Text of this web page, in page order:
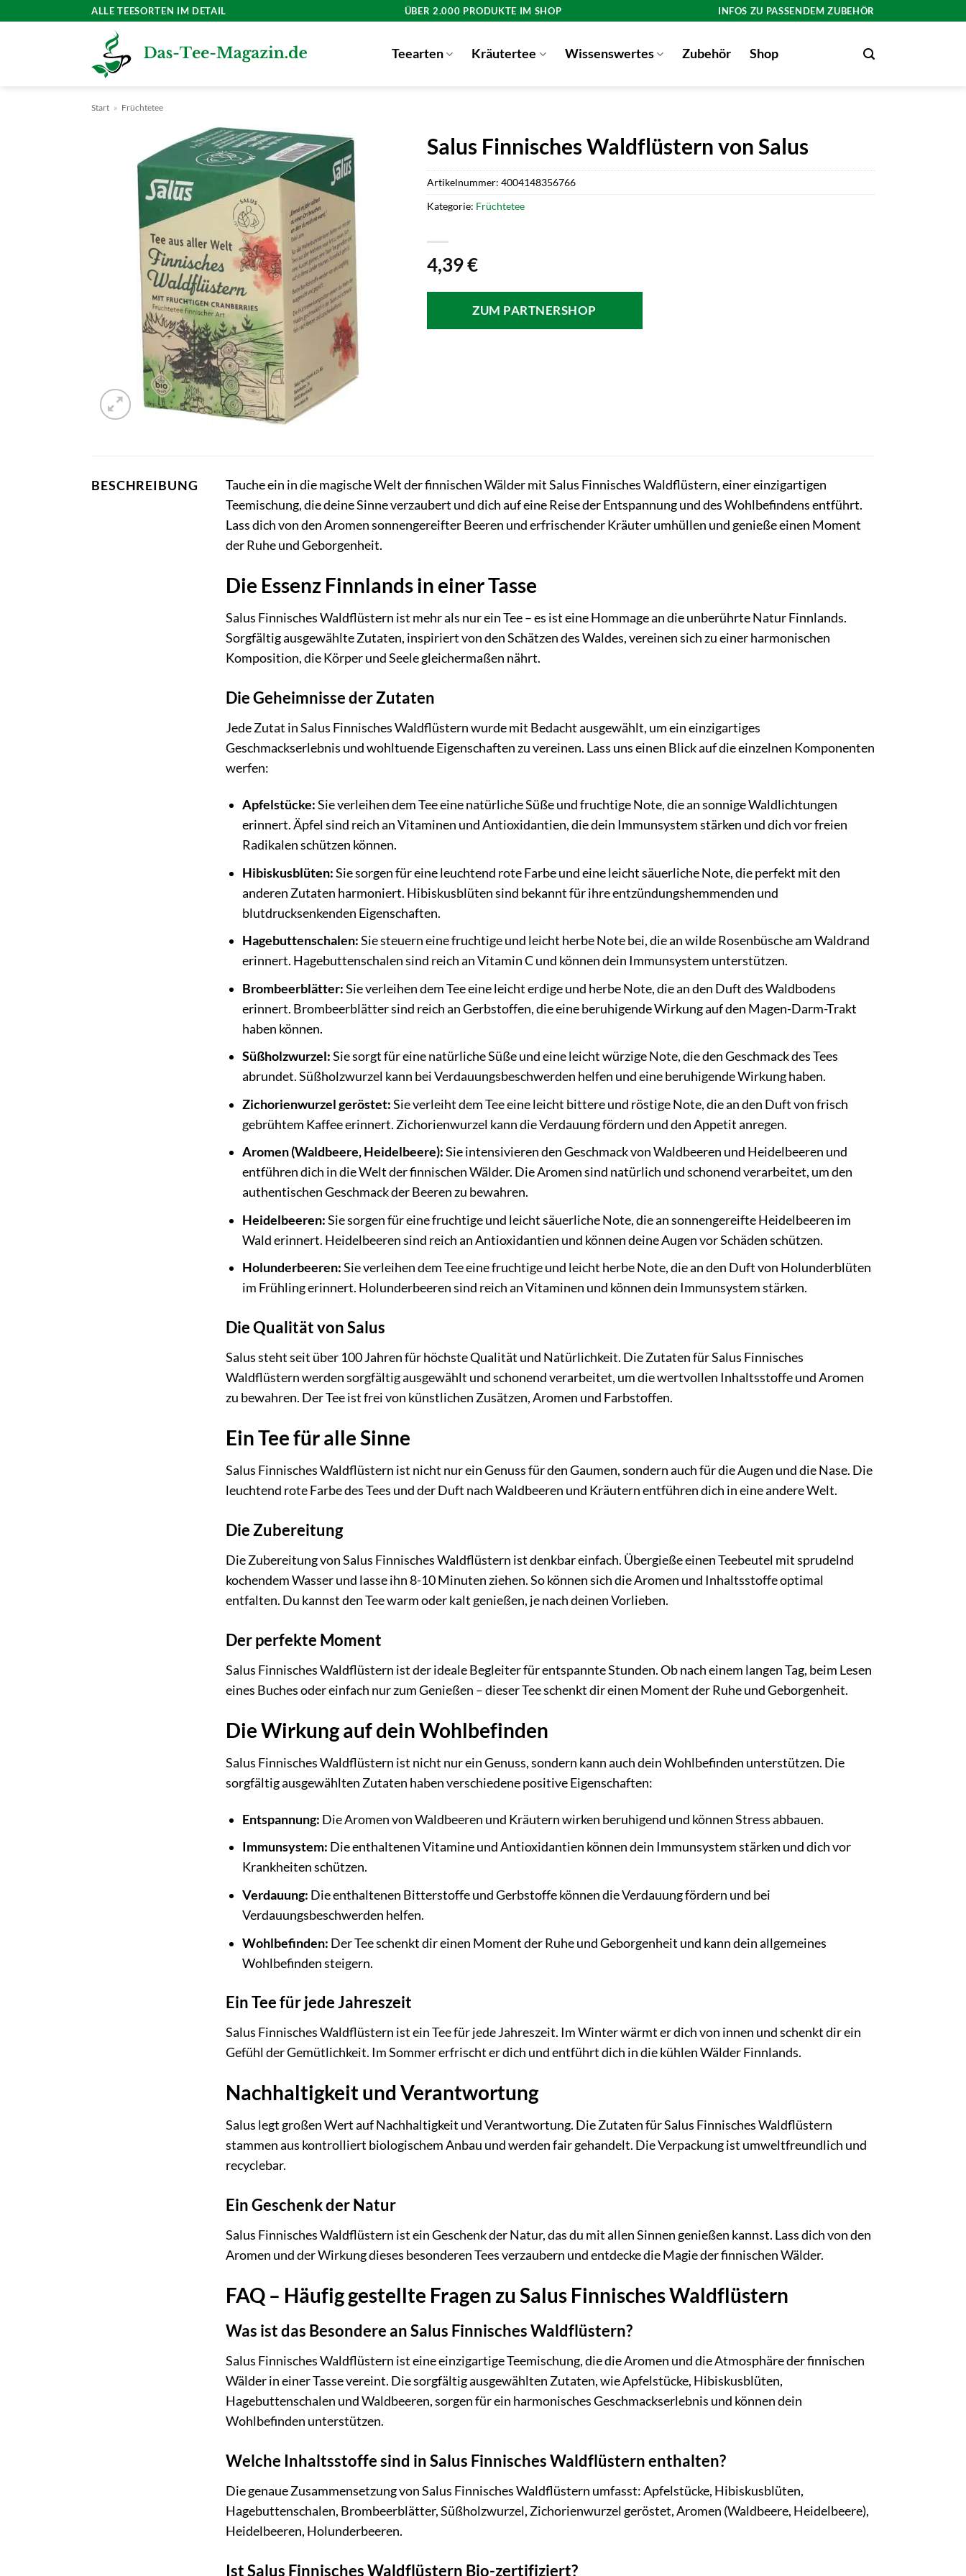
ALLE TEESORTEN IM DETAIL ÜBER 2.000 PRODUKTE IM SHOP INFOS ZU PASSENDEM ZUBEHÖR
Teearten Kräutertee Wissenswertes Zubehör Shop
Start » Früchtetee
Salus Finnisches Waldflüstern von Salus
4,39€
ZUM PARTNERSHOP
Artikelnummer: 4004148356766
Kategorie: Früchtetee
BESCHREIBUNG
Tauche ein in die magische Welt der finnischen Wälder mit Salus Finnisches Waldflüstern, einer einzigartigen
Teemischung, die deine Sinne verzaubert und dich auf eine Reise der Entspannung und des Wohlbefindens entführt.
Lass dich von den Aromen sonnengereifter Beeren und erfrischender Kräuter umhüllen und genieße einen Moment
der Ruhe und Geborgenheit.
Die Essenz Finnlands in einer Tasse
Salus Finnisches Waldflüstern ist mehr als nur ein Tee – es ist eine Hommage an die unberührte Natur Finnlands.
Sorgfältig ausgewählte Zutaten, inspiriert von den Schätzen des Waldes, vereinen sich zu einer harmonischen
Komposition, die Körper und Seele gleichermaßen nährt.
Die Geheimnisse der Zutaten
Jede Zutat in Salus Finnisches Waldflüstern wurde mit Bedacht ausgewählt, um ein einzigartiges
Geschmackserlebnis und wohltuende Eigenschaften zu vereinen. Lass uns einen Blick auf die einzelnen Komponenten
werfen:
Apfelstücke:Sie verleihen dem Tee eine natürliche Süße und fruchtige Note, die an sonnige Waldlichtungen
erinnert. Äpfel sind reich an Vitaminen und Antioxidantien, die dein Immunsystem stärken und dich vor freien
Radikalen schützen können.
Hibiskusblüten:Sie sorgen für eine leuchtend rote Farbe und eine leicht säuerliche Note, die perfekt mit den
anderen Zutaten harmoniert. Hibiskusblüten sind bekannt für ihre entzündungshemmenden und
blutdrucksenkenden Eigenschaften.
Hagebuttenschalen:Sie steuern eine fruchtige und leicht herbe Note bei, die an wilde Rosenbüsche am Waldrand
erinnert. Hagebuttenschalen sind reich an Vitamin C und können dein Immunsystem unterstützen.
Brombeerblätter:Sie verleihen dem Tee eine leicht erdige und herbe Note, die an den Duft des Waldbodens
erinnert. Brombeerblätter sind reich an Gerbstoffen, die eine beruhigende Wirkung auf den Magen-Darm-Trakt
haben können.
Süßholzwurzel:Sie sorgt für eine natürliche Süße und eine leicht würzige Note, die den Geschmack des Tees
abrundet. Süßholzwurzel kann bei Verdauungsbeschwerden helfen und eine beruhigende Wirkung haben.
Zichorienwurzel geröstet:Sie verleiht dem Tee eine leicht bittere und röstige Note, die an den Duft von frisch
gebrühtem Kaffee erinnert. Zichorienwurzel kann die Verdauung fördern und den Appetit anregen.
Aromen (Waldbeere, Heidelbeere):Sie intensivieren den Geschmack von Waldbeeren und Heidelbeeren und
entführen dich in die Welt der finnischen Wälder. Die Aromen sind natürlich und schonend verarbeitet, um den
authentischen Geschmack der Beeren zu bewahren.
Heidelbeeren:Sie sorgen für eine fruchtige und leicht säuerliche Note, die an sonnengereifte Heidelbeeren im
Wald erinnert. Heidelbeeren sind reich an Antioxidantien und können deine Augen vor Schäden schützen.
Holunderbeeren:Sie verleihen dem Tee eine fruchtige und leicht herbe Note, die an den Duft von Holunderblüten
im Frühling erinnert. Holunderbeeren sind reich an Vitaminen und können dein Immunsystem stärken.
Die Qualität von Salus
Salus steht seit über 100 Jahren für höchste Qualität und Natürlichkeit. Die Zutaten für Salus Finnisches
Waldflüstern werden sorgfältig ausgewählt und schonend verarbeitet, um die wertvollen Inhaltsstoffe und Aromen
zu bewahren. Der Tee ist frei von künstlichen Zusätzen, Aromen und Farbstoffen.
Ein Tee für alle Sinne
Salus Finnisches Waldflüstern ist nicht nur ein Genuss für den Gaumen, sondern auch für die Augen und die Nase. Die
leuchtend rote Farbe des Tees und der Duft nach Waldbeeren und Kräutern entführen dich in eine andere Welt.
Die Zubereitung
Die Zubereitung von Salus Finnisches Waldflüstern ist denkbar einfach. Übergieße einen Teebeutel mit sprudelnd
kochendem Wasser und lasse ihn 8-10 Minuten ziehen. So können sich die Aromen und Inhaltsstoffe optimal
entfalten. Du kannst den Tee warm oder kalt genießen, je nach deinen Vorlieben.
Der perfekte Moment
Salus Finnisches Waldflüstern ist der ideale Begleiter für entspannte Stunden. Ob nach einem langen Tag, beim Lesen
eines Buches oder einfach nur zum Genießen – dieser Tee schenkt dir einen Moment der Ruhe und Geborgenheit.
Die Wirkung auf dein Wohlbefinden
Salus Finnisches Waldflüstern ist nicht nur ein Genuss, sondern kann auch dein Wohlbefinden unterstützen. Die
sorgfältig ausgewählten Zutaten haben verschiedene positive Eigenschaften:
Entspannung: Die Aromen von Waldbeeren und Kräutern wirken beruhigend und können Stress abbauen.
Immunsystem: Die enthaltenen Vitamine und Antioxidantien können dein Immunsystem stärken und dich vor
Krankheiten schützen.
Verdauung: Die enthaltenen Bitterstoffe und Gerbstoffe können die Verdauung fördern und bei
Verdauungsbeschwerden helfen.
Wohlbefinden: Der Tee schenkt dir einen Moment der Ruhe und Geborgenheit und kann dein allgemeines
Wohlbefinden steigern.
Ein Tee für jede Jahreszeit
Salus Finnisches Waldflüstern ist ein Tee für jede Jahreszeit. Im Winter wärmt er dich von innen und schenkt dir ein
Gefühl der Gemütlichkeit. Im Sommer erfrischt er dich und entführt dich in die kühlen Wälder Finnlands.
Nachhaltigkeit und Verantwortung
Salus legt großen Wert auf Nachhaltigkeit und Verantwortung. Die Zutaten für Salus Finnisches Waldflüstern
stammen aus kontrolliert biologischem Anbau und werden fair gehandelt. Die Verpackung ist umweltfreundlich und
recyclebar.
Ein Geschenk der Natur
Salus Finnisches Waldflüstern ist ein Geschenk der Natur, das du mit allen Sinnen genießen kannst. Lass dich von den
Aromen und der Wirkung dieses besonderen Tees verzaubern und entdecke die Magie der finnischen Wälder.
FAQ – Häufig gestellte Fragen zu Salus Finnisches Waldflüstern
Was ist das Besondere an Salus Finnisches Waldflüstern?
Salus Finnisches Waldflüstern ist eine einzigartige Teemischung, die die Aromen und die Atmosphäre der finnischen
Wälder in einer Tasse vereint. Die sorgfältig ausgewählten Zutaten, wie Apfelstücke, Hibiskusblüten,
Hagebuttenschalen und Waldbeeren, sorgen für ein harmonisches Geschmackserlebnis und können dein
Wohlbefinden unterstützen.
Welche Inhaltsstoffe sind in Salus Finnisches Waldflüstern enthalten?
Die genaue Zusammensetzung von Salus Finnisches Waldflüstern umfasst: Apfelstücke, Hibiskusblüten,
Hagebuttenschalen, Brombeerblätter, Süßholzwurzel, Zichorienwurzel geröstet, Aromen (Waldbeere, Heidelbeere),
Heidelbeeren, Holunderbeeren.
Ist Salus Finnisches Waldflüstern Bio-zertifiziert?